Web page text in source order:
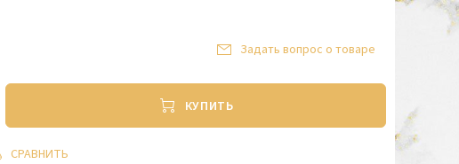
Задать вопрос о товаре
КУПИТЬ
СРАВНИТЬ